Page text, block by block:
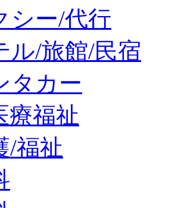
シー/代行
ル/旅館/民宿
タカー
療福祉
/福祉